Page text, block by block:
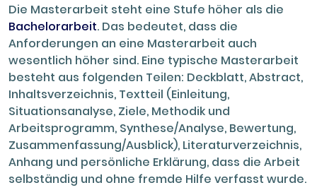
Die Masterarbeit steht eine Stufe höher als die
Bachelorarbeit. Das bedeutet, dass die
Anforderungen an eine Masterarbeit auch
wesentlich höher sind. Eine typische Masterarbeit
besteht aus folgenden Teilen: Deckblatt, Abstract,
Inhaltsverzeichnis, Textteil (Einleitung,
Situationsanalyse, Ziele, Methodik und
Arbeitsprogramm, Synthese/Analyse, Bewertung,
Zusammenfassung/Ausblick), Literaturverzeichnis,
Anhang und persönliche Erklärung, dass die Arbeit
selbständig und ohne fremde Hilfe verfasst wurde.